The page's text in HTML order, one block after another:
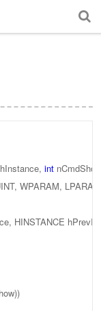
hInstance,int
WPARAM,
HINSTANCE